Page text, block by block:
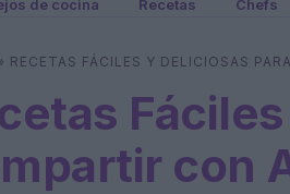
de cocina Recetas Chefs
RECETAS FÁCILES Y DELICIOSAS
con